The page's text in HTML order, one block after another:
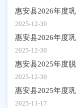
惠安县2026年度
2025-12-30
惠安县2026年度
2025-12-30
惠安县2025年度
2025-12-30
惠安县2025年度
2025-11-17